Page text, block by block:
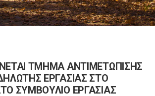
ΤΜΗΜΑ ΑΝΤΙΜΕΤΩΠΙΣΗΣ
ΕΡΓΑΣΙΑΣ ΣΤΟ
ΣΥΜΒΟΥΛΙΟ ΕΡΓΑΣΙΑΣ